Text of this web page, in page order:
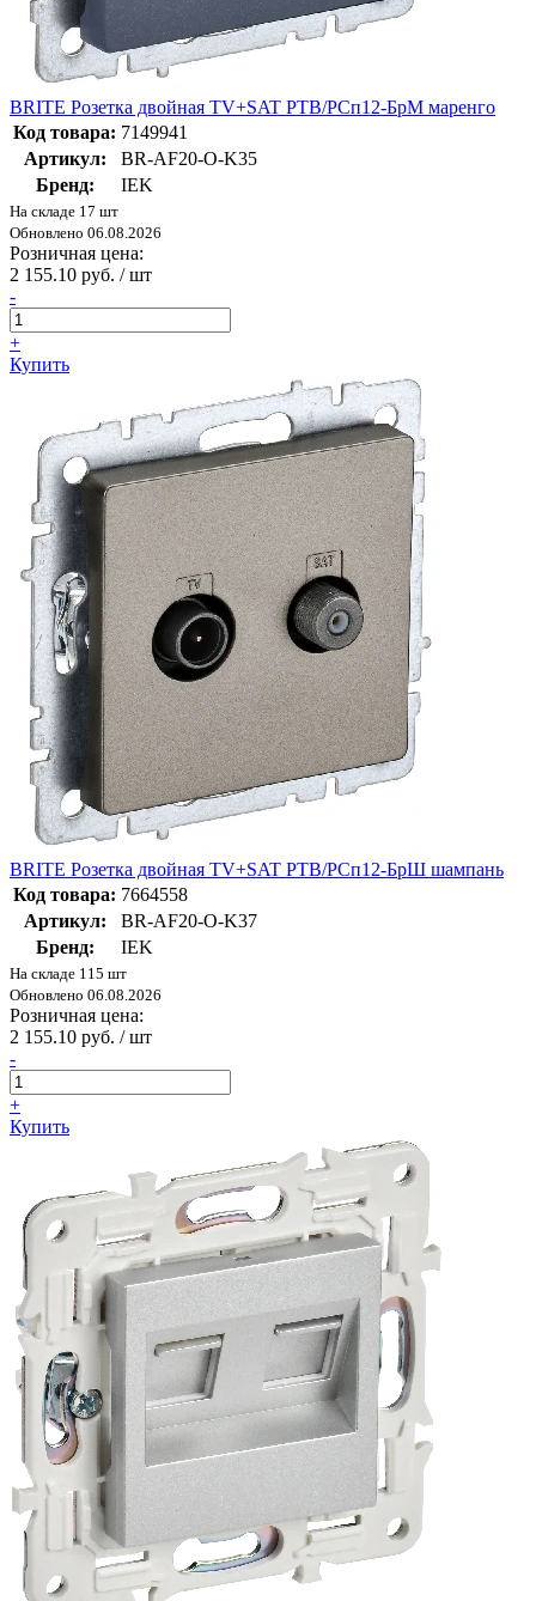
BRITE Розетка двойная TV+SAT РТВ/РСп12-БрМ маренго
Код товара: 7149941
Артикул:
BR-AF20-O-K35
Бренд:
IEK
На складе 17 шт
Обновлено 06.08.2026
Розничная цена:
2 155.10 руб. / шт
-
+
Купить
BRITE Розетка двойная TV+SAT РТВ/РСп12-БрШ шампань
Код товара: 7664558
Артикул:
BR-AF20-O-K37
Бренд:
IEK
На складе 115 шт
Обновлено 06.08.2026
Розничная цена:
2 155.10 руб. / шт
-
+
Купить